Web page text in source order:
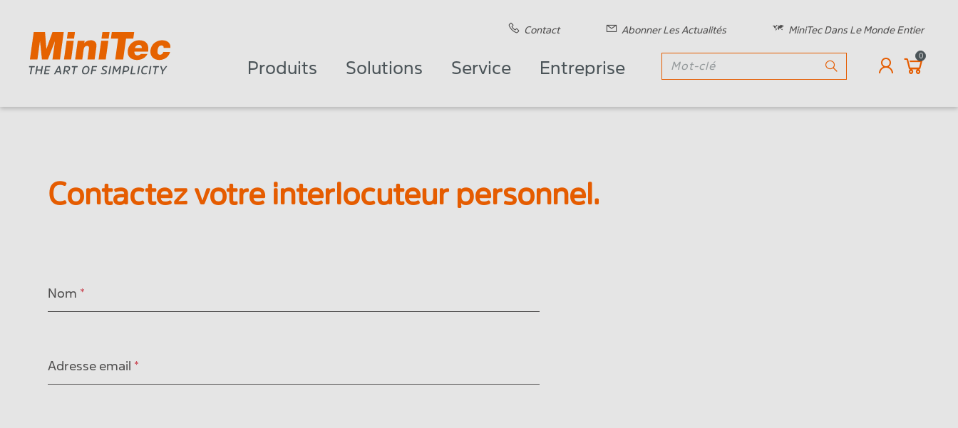
Contact Abonner Les Actualités MiniTec Dans Le Monde Entier
Produits Solutions Service Entreprise
0
Contactez votre interlocuteur personnel.
Nom *
Adresse email *